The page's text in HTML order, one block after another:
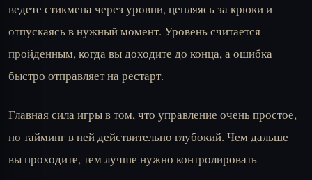
ведете стикмена через уровни, цепляясь за крюки и
отпускаясь в нужный момент. Уровень считается
пройденным, когда вы доходите до конца, а ошибка
быстро отправляет на рестарт.
Главная сила игры в том, что управление очень простое,
но тайминг в ней действительно глубокий. Чем дальше
вы проходите, тем лучше нужно контролировать